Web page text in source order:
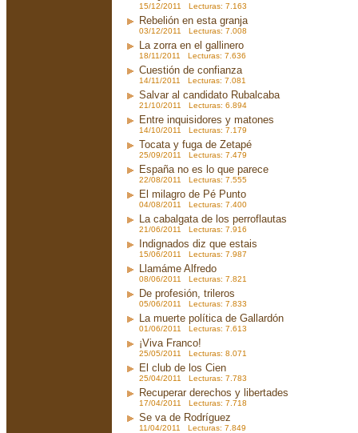
15/12/2011 Lecturas: 7.163
Rebelión en esta granja
03/12/2011 Lecturas: 7.008
La zorra en el gallinero
18/11/2011 Lecturas: 7.636
Cuestión de confianza
14/11/2011 Lecturas: 7.081
Salvar al candidato Rubalcaba
21/10/2011 Lecturas: 6.894
Entre inquisidores y matones
14/10/2011 Lecturas: 7.179
Tocata y fuga de Zetapé
25/09/2011 Lecturas: 7.479
España no es lo que parece
22/08/2011 Lecturas: 7.555
El milagro de Pé Punto
04/08/2011 Lecturas: 7.400
La cabalgata de los perroflautas
21/06/2011 Lecturas: 7.916
Indignados diz que estais
15/06/2011 Lecturas: 7.987
Llamáme Alfredo
08/06/2011 Lecturas: 7.821
De profesión, trileros
05/06/2011 Lecturas: 7.833
La muerte política de Gallardón
01/06/2011 Lecturas: 7.613
¡Viva Franco!
25/05/2011 Lecturas: 8.071
El club de los Cien
25/04/2011 Lecturas: 7.783
Recuperar derechos y libertades
17/04/2011 Lecturas: 7.718
Se va de Rodríguez
11/04/2011 Lecturas: 7.849